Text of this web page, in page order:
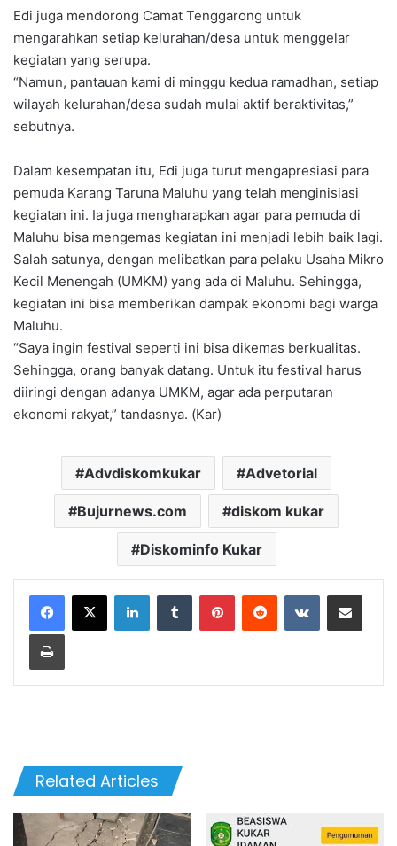
Edi juga mendorong Camat Tenggarong untuk
mengarahkan setiap kelurahan/desa untuk menggelar
kegiatan yang serupa.
“Namun, pantauan kami di minggu kedua ramadhan, setiap
wilayah kelurahan/desa sudah mulai aktif beraktivitas,”
sebutnya.
Dalam kesempatan itu, Edi juga turut mengapresiasi para
pemuda Karang Taruna Maluhu yang telah menginisiasi
kegiatan ini. Ia juga mengharapkan agar para pemuda di
Maluhu bisa mengemas kegiatan ini menjadi lebih baik lagi.
Salah satunya, dengan melibatkan para pelaku Usaha Mikro
Kecil Menengah (UMKM) yang ada di Maluhu. Sehingga,
kegiatan ini bisa memberikan dampak ekonomi bagi warga
Maluhu.
“Saya ingin festival seperti ini bisa dikemas berkualitas.
Sehingga, orang banyak datang. Untuk itu festival harus
diiringi dengan adanya UMKM, agar ada perputaran
ekonomi rakyat,” tandasnya. (Kar)
Advdiskomkukar Advetorial
Bujurnews.com diskom kukar
Diskominfo Kukar
LinkedInTumblr PinterestReddit VKontakteShare via Email
Print
Related Articles